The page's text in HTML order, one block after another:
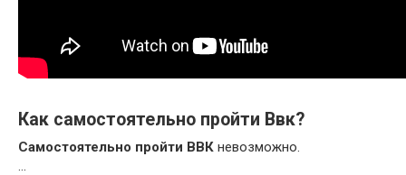
Как самостоятельно пройти Ввк?
Самостоятельно пройти ВВК невозможно.
…